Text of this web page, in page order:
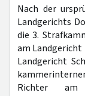
Nach der
Landgerichts
die 3.
am Landgericht
Landgericht
Richter